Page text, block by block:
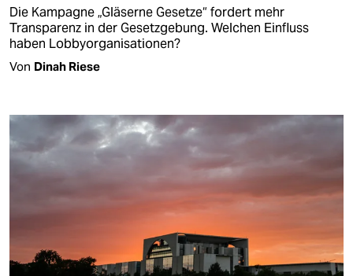
Die Kampagne „Gläserne Gesetze“ fordert mehr
Transparenz in der Gesetzgebung. Welchen Einfluss
haben Lobbyorganisationen?
Von Dinah Riese